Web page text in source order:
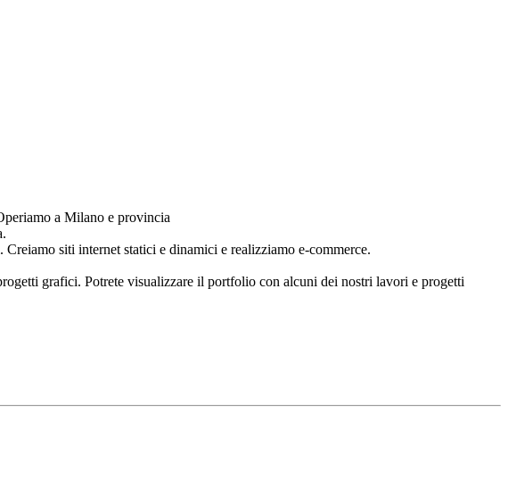
a Milano e provincia
siti internet statici e dinamici e realizziamo e-commerce.
grafici. Potrete visualizzare il portfolio con alcuni dei nostri lavori e progetti